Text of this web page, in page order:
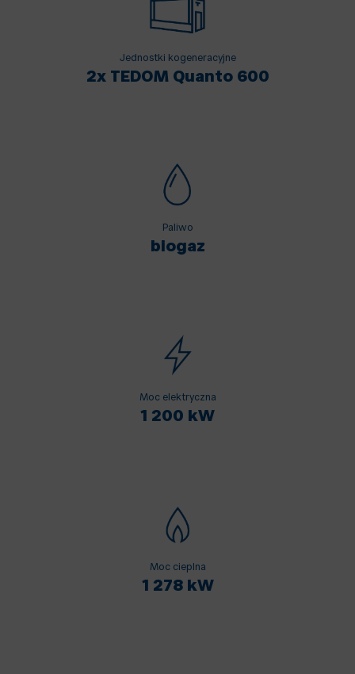
Jednostki kogeneracyjne
2x TEDOM Quanto 600
Paliwo
biogaz
Moc elektryczna
1 200 kW
Moc cieplna
1 278 kW